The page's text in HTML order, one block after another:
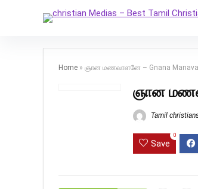
Home » ஞான மணவாளனே – Gnana
ஞான
Tamil
Save
0